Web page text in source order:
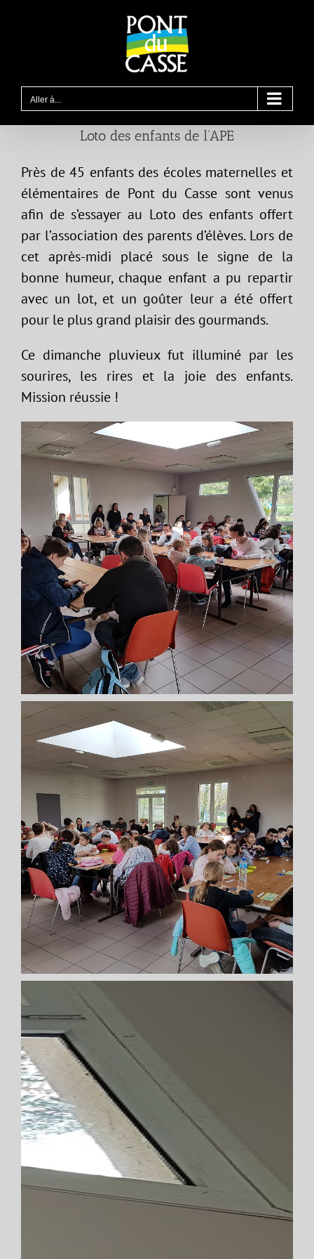
Aller à...
Loto des enfants de l’APE
Près de 45 enfants des écoles maternelles et
élémentaires de Pont du Casse sont venus
afin de s’essayer au Loto des enfants offert
par l’association des parents d’élèves. Lors de
cet après-midi placé sous le signe de la
bonne humeur, chaque enfant a pu repartir
avec un lot, et un goûter leur a été offert
pour le plus grand plaisir des gourmands.
Ce dimanche pluvieux fut illuminé par les
sourires, les rires et la joie des enfants.
Mission réussie !